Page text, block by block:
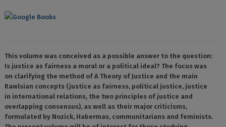
Google Books
This volume was conceived as a possible answer to the question:
Is justice as fairness a moral or a political ideal? The focus was
on clarifying the method of A Theory of Justice and the main
Rawlsian concepts (justice as fairness, political justice, justice
in international relations, the two principles of justice and
overlapping consensus), as well as their major criticisms,
formulated by Nozick, Habermas, communitarians and feminists.